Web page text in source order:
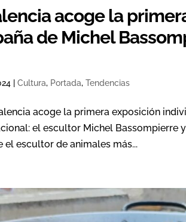
acoge la
de Michel
|Cultura, Portada,Tendencias
acoge la primera exposición
el escultor Michel Bassompierre
escultor de animales más...